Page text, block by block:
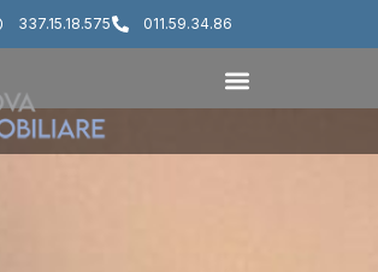
337.15.18.575 011.59.34.86